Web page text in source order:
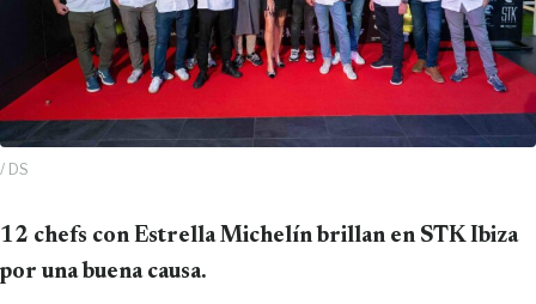
/ DS
12 chefs con Estrella Michelín brillan en STK Ibiza
por una buena causa.